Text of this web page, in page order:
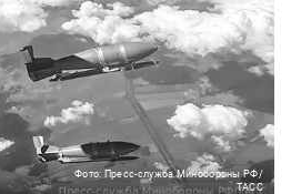
Фото: Пресс-служба Минобороны РФ/
ТАСС